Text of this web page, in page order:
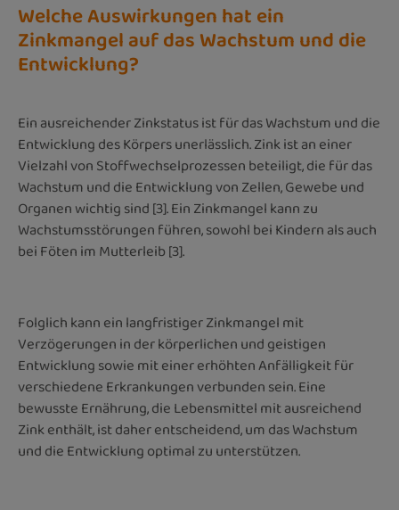
Welche Auswirkungen hat ein
Zinkmangel auf das Wachstum und die
Entwicklung?
Ein ausreichender Zinkstatus ist für das Wachstum und die
Entwicklung des Körpers unerlässlich. Zink ist an einer
Vielzahl von Stoffwechselprozessen beteiligt, die für das
Wachstum und die Entwicklung von Zellen, Gewebe und
Organen wichtig sind [3]. Ein Zinkmangel kann zu
Wachstumsstörungen führen, sowohl bei Kindern als auch
bei Föten im Mutterleib [3].
Folglich kann ein langfristiger Zinkmangel mit
Verzögerungen in der körperlichen und geistigen
Entwicklung sowie mit einer erhöhten Anfälligkeit für
verschiedene Erkrankungen verbunden sein. Eine
bewusste Ernährung, die Lebensmittel mit ausreichend
Zink enthält, ist daher entscheidend, um das Wachstum
und die Entwicklung optimal zu unterstützen.